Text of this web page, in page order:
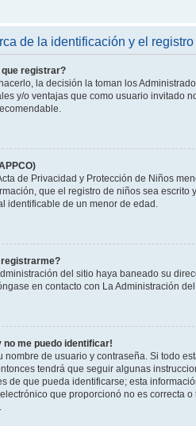
de la identificación y el registro
que registrar?
la decisión la toman los
y/o ventajas que como usuario invitado
de Privacidad y Protección de Niños
que el registro de niños sea
identificable de un menor de edad.
registrarme?
del sitio haya baneado su
en contacto con La Administración
no me puedo identificar!
nombre de usuario y contraseña. Si todo
tendrá que seguir algunas
de que pueda identificarse; esta
que proporcionó no es correcta